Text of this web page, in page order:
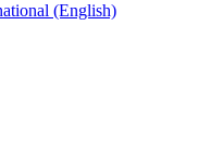
(English)